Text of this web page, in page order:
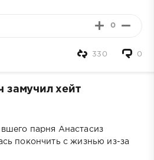
0
0
330
замучил хейт
парня Анастасиз
покончить с жизнью из-за